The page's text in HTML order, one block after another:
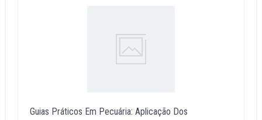
Guias Práticos Em Pecuária: Aplicação Dos